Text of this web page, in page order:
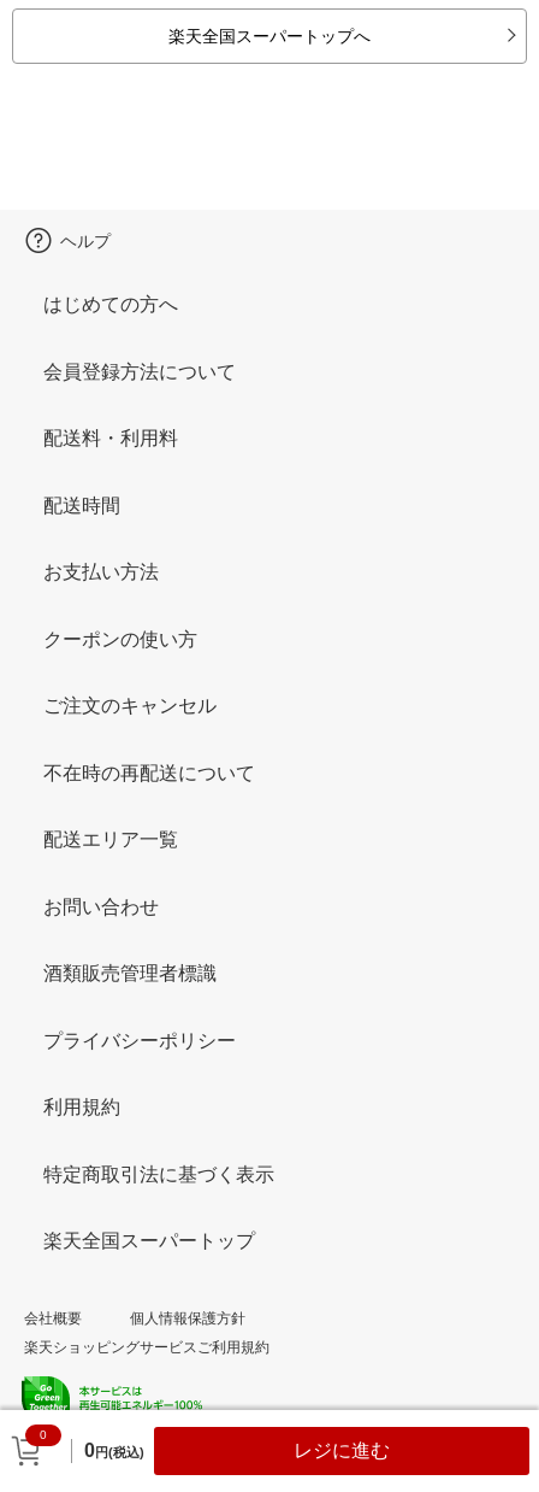
楽天全国スーパートップへ
0
0円(税込) レジに進む
ヘルプ
はじめての方へ
会員登録方法について
配送料・利用料
配送時間
お支払い方法
クーポンの使い方
ご注文のキャンセル
不在時の再配送について
配送エリア一覧
お問い合わせ
酒類販売管理者標識
プライバシーポリシー
利用規約
特定商取引法に基づく表示
楽天全国スーパートップ
会社概要
個人情報保護方針
楽天ショッピングサービスご利用規約
© Rakuten Group, Inc.